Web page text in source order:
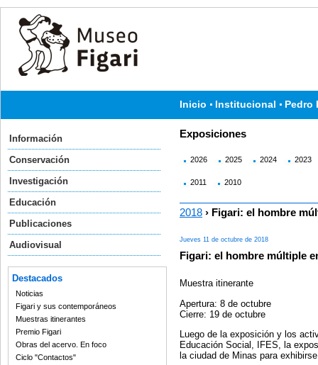
Inicio Institucional Pedro
Información
Conservación
Investigación
Educación
Publicaciones
Audiovisual
Destacados
Noticias
Figari y sus contemporáneos
Muestras itinerantes
Premio Figari
Obras del acervo. En foco
Ciclo "Contactos"
Exposiciones
2026 2025 2024 2023
2011 2010
2018 › Figari: el hombre
Jueves 11 de octubre de 2018
Figari: el hombre múltiple
Muestra itinerante
Apertura: 8 de octubre
Cierre: 19 de octubre
Luego de la exposición y los
Educación Social, IFES, la
la ciudad de Minas para